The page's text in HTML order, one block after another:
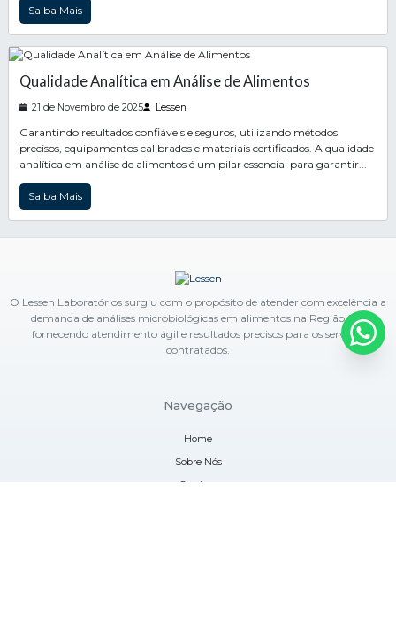
Saiba Mais
Qualidade Analítica em Análise de Alimentos
21 de Novembro de 2025 Lessen
Garantindo resultados confiáveis e seguros, utilizando métodos
precisos, equipamentos calibrados e materiais certificados. A qualidade
analítica em análise de alimentos é um pilar essencial para garantir...
Saiba Mais
O Lessen Laboratórios surgiu com o propósito de atender com excelência a
demanda de análises microbiológicas em alimentos na Região Sul,
fornecendo atendimento ágil e resultados precisos para os serviços
contratados.
Navegação
Home
Sobre Nós
Serviços